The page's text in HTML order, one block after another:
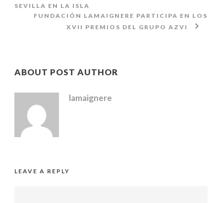
SEVILLA EN LA ISLA
FUNDACIÓN LAMAIGNERE PARTICIPA EN LOS
XVII PREMIOS DEL GRUPO AZVI
ABOUT POST AUTHOR
lamaignere
LEAVE A REPLY